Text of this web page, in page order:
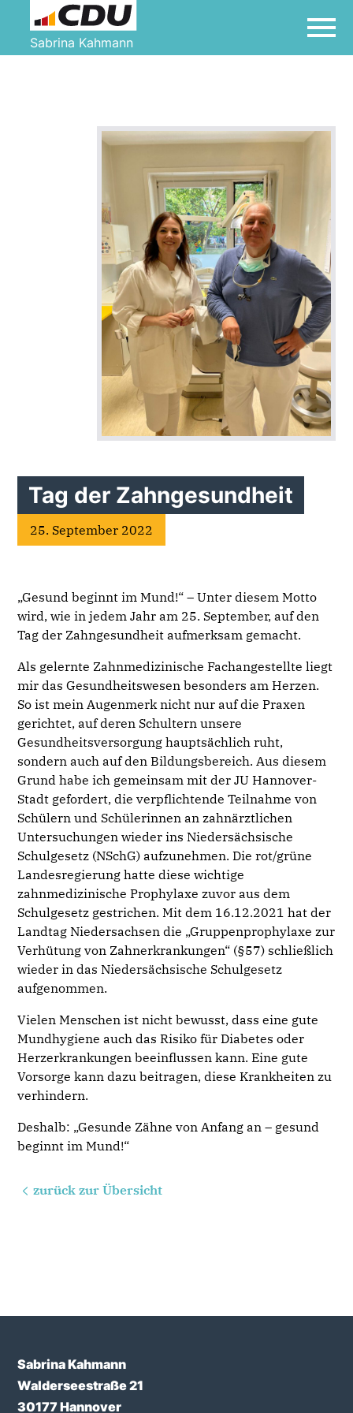
Sabrina Kahmann
Tag der Zahngesundheit
25. September 2022
„Gesund beginnt im Mund!“ – Unter diesem Motto
wird, wie in jedem Jahr am 25. September, auf den
Tag der Zahngesundheit aufmerksam gemacht.
Als gelernte Zahnmedizinische Fachangestellte liegt
mir das Gesundheitswesen besonders am Herzen.
So ist mein Augenmerk nicht nur auf die Praxen
gerichtet, auf deren Schultern unsere
Gesundheitsversorgung hauptsächlich ruht,
sondern auch auf den Bildungsbereich. Aus diesem
Grund habe ich gemeinsam mit der JU Hannover-
Stadt gefordert, die verpflichtende Teilnahme von
Schülern und Schülerinnen an zahnärztlichen
Untersuchungen wieder ins Niedersächsische
Schulgesetz (NSchG) aufzunehmen. Die rot/grüne
Landesregierung hatte diese wichtige
zahnmedizinische Prophylaxe zuvor aus dem
Schulgesetz gestrichen. Mit dem 16.12.2021 hat der
Landtag Niedersachsen die „Gruppenprophylaxe zur
Verhütung von Zahnerkrankungen“ (§57) schließlich
wieder in das Niedersächsische Schulgesetz
aufgenommen.
Vielen Menschen ist nicht bewusst, dass eine gute
Mundhygiene auch das Risiko für Diabetes oder
Herzerkrankungen beeinflussen kann. Eine gute
Vorsorge kann dazu beitragen, diese Krankheiten zu
verhindern.
Deshalb: „Gesunde Zähne von Anfang an – gesund
beginnt im Mund!“
zurück zur Übersicht
Sabrina Kahmann
Walderseestraße 21
30177 Hannover